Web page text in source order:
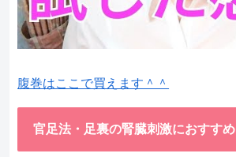
腹巻はここで買えます＾＾
官足法・足裏の腎臓刺激におすすめ